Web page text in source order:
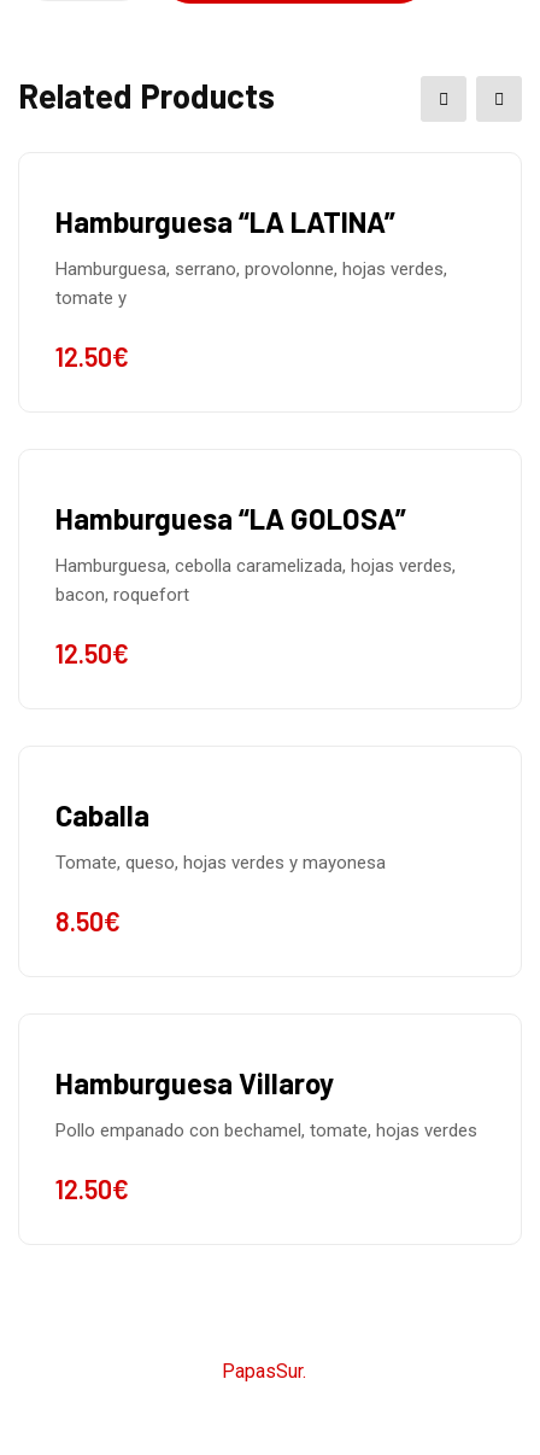
Related Products
Hamburguesa “LA LATINA”
Hamburguesa, serrano, provolonne, hojas verdes,
tomate y
12.50€
Hamburguesa “LA GOLOSA”
Hamburguesa, cebolla caramelizada, hojas verdes,
bacon, roquefort
12.50€
Caballa
Tomate, queso, hojas verdes y mayonesa
8.50€
Hamburguesa Villaroy
Pollo empanado con bechamel, tomate, hojas verdes
12.50€
PapasSur.